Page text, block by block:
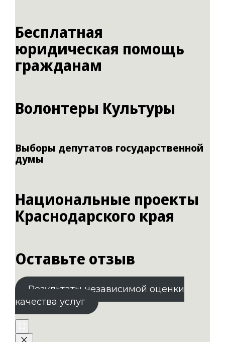
Бесплатная
юридическая помощь
гражданам
Волонтеры Культуры
Выборы депутатов государственной
думы
Национальные проекты
Краснодарского края
Оставьте отзыв
Результаты независимой оценки
качества услуг